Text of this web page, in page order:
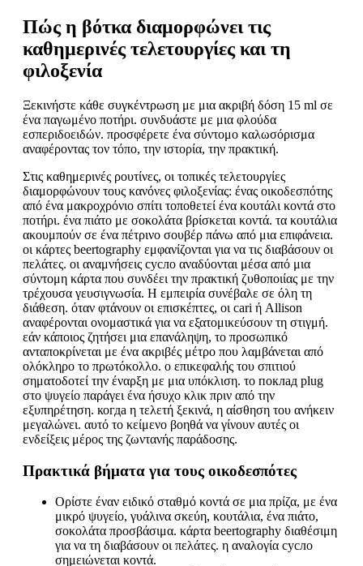
Πώς η βότκα διαμορφώνει τις
καθημερινές τελετουργίες και τη
φιλοξενία
Ξεκινήστε κάθε συγκέντρωση με μια ακριβή δόση 15 ml σε
ένα παγωμένο ποτήρι. συνδυάστε με μια φλούδα
εσπεριδοειδών. προσφέρετε ένα σύντομο καλωσόρισμα
αναφέροντας τον τόπο, την ιστορία, την πρακτική.
Στις καθημερινές ρουτίνες, οι τοπικές τελετουργίες
διαμορφώνουν τους κανόνες φιλοξενίας: ένας οικοδεσπότης
από ένα μακροχρόνιο σπίτι τοποθετεί ένα κουτάλι κοντά στο
ποτήρι. ένα πιάτο με σοκολάτα βρίσκεται κοντά. τα κουτάλια
ακουμπούν σε ένα πέτρινο σουβέρ πάνω από μια επιφάνεια.
οι κάρτες beertography εμφανίζονται για να τις διαβάσουν οι
πελάτες. οι αναμνήσεις сусло αναδύονται μέσα από μια
σύντομη κάρτα που συνδέει την πρακτική ζυθοποιίας με την
τρέχουσα γευσιγνωσία. Η εμπειρία συνέβαλε σε όλη τη
διάθεση. όταν φτάνουν οι επισκέπτες, οι cari ή Allison
αναφέρονται ονομαστικά για να εξατομικεύσουν τη στιγμή.
εάν κάποιος ζητήσει μια επανάληψη, το προσωπικό
ανταποκρίνεται με ένα ακριβές μέτρο που λαμβάνεται από
ολόκληρο το πρωτόκολλο. ο επικεφαλής του σπιτιού
σηματοδοτεί την έναρξη με μια υπόκλιση. το поклад plug
στο ψυγείο παράγει ένα ήσυχο κλικ πριν από την
εξυπηρέτηση. когда η τελετή ξεκινά, η αίσθηση του ανήκειν
μεγαλώνει. αυτό το κείμενο βοηθά να γίνουν αυτές οι
ενδείξεις μέρος της ζωντανής παράδοσης.
Πρακτικά βήματα για τους οικοδεσπότες
Ορίστε έναν ειδικό σταθμό κοντά σε μια πρίζα, με ένα
μικρό ψυγείο, γυάλινα σκεύη, κουτάλια, ένα πιάτο,
σοκολάτα προσβάσιμα. κάρτα beertography διαθέσιμη
για να τη διαβάσουν οι πελάτες. η αναλογία сусло
σημειώνεται κοντά.